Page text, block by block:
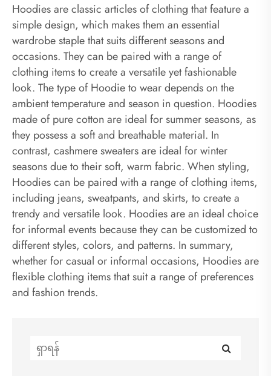
Hoodies are classic articles of clothing that feature a
simple design, which makes them an essential
wardrobe staple that suits different seasons and
occasions. They can be paired with a range of
clothing items to create a versatile yet fashionable
look. The type of Hoodie to wear depends on the
ambient temperature and season in question. Hoodies
made of pure cotton are ideal for summer seasons, as
they possess a soft and breathable material. In
contrast, cashmere sweaters are ideal for winter
seasons due to their soft, warm fabric. When styling,
Hoodies can be paired with a range of clothing items,
including jeans, sweatpants, and skirts, to create a
trendy and versatile look. Hoodies are an ideal choice
for informal events because they can be customized to
different styles, colors, and patterns. In summary,
whether for casual or informal occasions, Hoodies are
flexible clothing items that suit a range of preferences
and fashion trends.